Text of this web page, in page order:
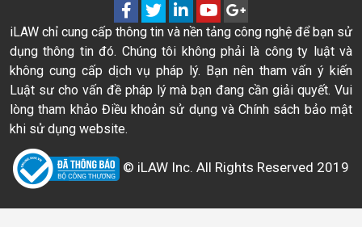
iLAW chỉ cung cấp thông tin và nền tảng công nghệ để bạn sử
dụng thông tin đó. Chúng tôi không phải là công ty luật và
không cung cấp dịch vụ pháp lý. Bạn nên tham vấn ý kiến
Luật sư cho vấn đề pháp lý mà bạn đang cần giải quyết. Vui
lòng tham khảo Điều khoản sử dụng và Chính sách bảo mật
khi sử dụng website.
© iLAW Inc. All Rights Reserved 2019